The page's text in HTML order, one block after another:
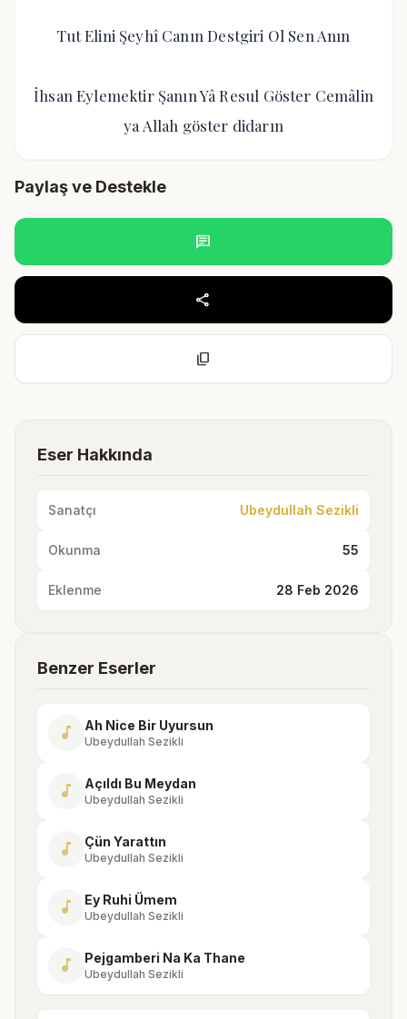
Tut Elini Şeyhî Canın Destgiri Ol Sen Anın
İhsan Eylemektir Şanın Yâ Resul Göster Cemâlin
ya Allah göster didarın
Paylaş ve Destekle
chat
share
content_copy
Eser Hakkında
Sanatçı Ubeydullah Sezikli
Okunma 55
Eklenme 28 Feb 2026
Benzer Eserler
music_note Ah Nice Bir Uyursun
Ubeydullah Sezikli
music_note Açıldı Bu Meydan
Ubeydullah Sezikli
music_note Çün Yarattın
Ubeydullah Sezikli
music_note Ey Ruhi Ümem
Ubeydullah Sezikli
music_note Pejgamberi Na Ka Thane
Ubeydullah Sezikli